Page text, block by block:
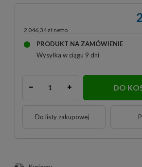
2 046,34 zł
PRODUKT NA ZAMÓWIENIE
Wysyłka w ciągu 9 dni
DO
Do listy zakupowej